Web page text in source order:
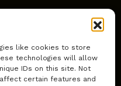
like cookies to store
technologies will allow
IDs on this site. Not
certain features and